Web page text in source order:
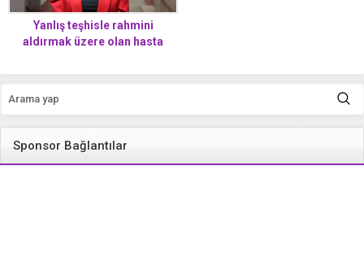
Yanlış teşhisle rahmini
aldırmak üzere olan hasta
kavuştu
Sponsor Bağlantılar